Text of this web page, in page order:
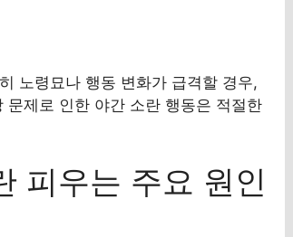
노령묘나 행동 변화가 급격할 경우,
제로 인한 야간 소란 행동은 적절한
피우는 주요 원인